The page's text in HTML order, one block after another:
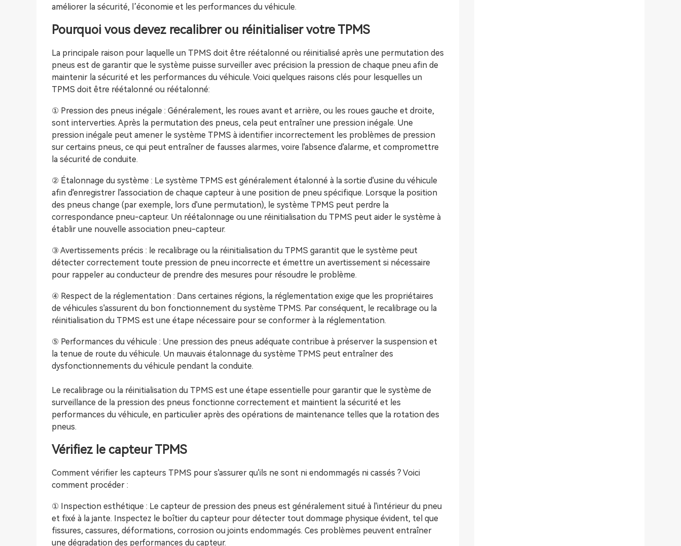
améliorer la sécurité, l’économie et les performances du véhicule.
Pourquoi vous devez recalibrer ou réinitialiser votre TPMS
La principale raison pour laquelle un TPMS doit être réétalonné ou réinitialisé après une permutation des
pneus est de garantir que le système puisse surveiller avec précision la pression de chaque pneu afin de
maintenir la sécurité et les performances du véhicule. Voici quelques raisons clés pour lesquelles un
TPMS doit être réétalonné ou réétalonné:
① Pression des pneus inégale : Généralement, les roues avant et arrière, ou les roues gauche et droite,
sont interverties. Après la permutation des pneus, cela peut entraîner une pression inégale. Une
pression inégale peut amener le système TPMS à identifier incorrectement les problèmes de pression
sur certains pneus, ce qui peut entraîner de fausses alarmes, voire l'absence d'alarme, et compromettre
la sécurité de conduite.
② Étalonnage du système : Le système TPMS est généralement étalonné à la sortie d'usine du véhicule
afin d'enregistrer l'association de chaque capteur à une position de pneu spécifique. Lorsque la position
des pneus change (par exemple, lors d'une permutation), le système TPMS peut perdre la
correspondance pneu-capteur. Un réétalonnage ou une réinitialisation du TPMS peut aider le système à
établir une nouvelle association pneu-capteur.
③ Avertissements précis : le recalibrage ou la réinitialisation du TPMS garantit que le système peut
détecter correctement toute pression de pneu incorrecte et émettre un avertissement si nécessaire
pour rappeler au conducteur de prendre des mesures pour résoudre le problème.
④ Respect de la réglementation : Dans certaines régions, la réglementation exige que les propriétaires
de véhicules s'assurent du bon fonctionnement du système TPMS. Par conséquent, le recalibrage ou la
réinitialisation du TPMS est une étape nécessaire pour se conformer à la réglementation.
⑤ Performances du véhicule : Une pression des pneus adéquate contribue à préserver la suspension et
la tenue de route du véhicule. Un mauvais étalonnage du système TPMS peut entraîner des
dysfonctionnements du véhicule pendant la conduite.
Le recalibrage ou la réinitialisation du TPMS est une étape essentielle pour garantir que le système de
surveillance de la pression des pneus fonctionne correctement et maintient la sécurité et les
performances du véhicule, en particulier après des opérations de maintenance telles que la rotation des
pneus.
Vérifiez le capteur TPMS
Comment vérifier les capteurs TPMS pour s'assurer qu'ils ne sont ni endommagés ni cassés ? Voici
comment procéder :
① Inspection esthétique : Le capteur de pression des pneus est généralement situé à l'intérieur du pneu
et fixé à la jante. Inspectez le boîtier du capteur pour détecter tout dommage physique évident, tel que
fissures, cassures, déformations, corrosion ou joints endommagés. Ces problèmes peuvent entraîner
une dégradation des performances du capteur.